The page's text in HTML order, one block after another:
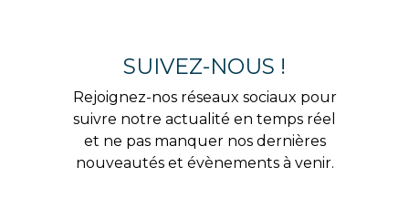
SUIVEZ-NOUS !
Rejoignez-nos réseaux sociaux pour
suivre notre actualité en temps réel
et ne pas manquer nos dernières
nouveautés et évènements à venir.